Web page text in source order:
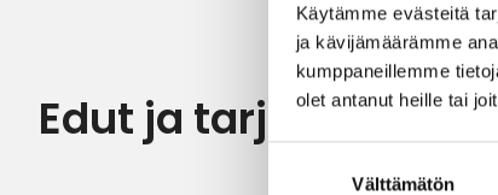
Käytämme evästeitä
ja kävijämäärämme
kumppaneillemme
olet antanut heille tai
Välttämätön
Edut ja tarjoukset